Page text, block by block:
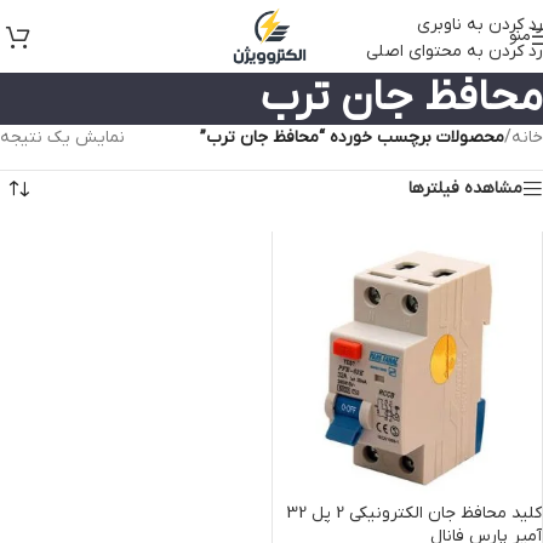
رد کردن به ناوبری
رد کردن به محتوای اصلی
منو
محافظ جان ترب
خانه/محصولات برچسب خورده “محافظ جان ترب” نمایش یک نتیجه
مشاهده فیلترها
کلید محافظ جان الکترونیکی 2 پل 32
آمپر پارس فانال